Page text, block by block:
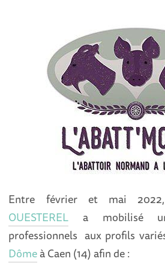
Entre février et mai 2022,
OUESTEREL a mobilisé
professionnels aux profils
Dômeà Caen (14) afin de :